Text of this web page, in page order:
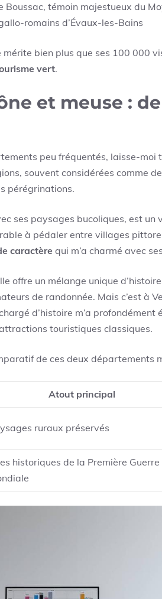
Boussac, témoin majestueux du
romains d’Évaux-les-Bains
mérite bien plus que ses 100 000
vert.
et meuse :
peu fréquentés, laisse-moi
souvent considérées comme
pérégrinations.
ses paysages bucoliques, est un
à pédaler entre villages
caractère qui m’a charmé avec
offre un mélange unique
de randonnée. Mais c’est à
d’histoire m’a profondément
touristiques classiques.
de ces deux départements
Atout principal
ruraux préservés
historiques de la Première Guerre